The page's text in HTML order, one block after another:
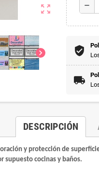
zoom_out_map
chevron_right
remove
DESCRIPCIÓN
y protección de
supuesto cocinas y baños.